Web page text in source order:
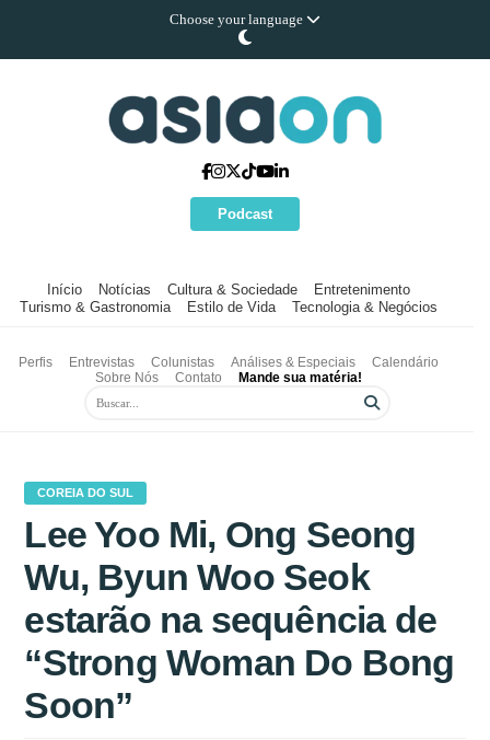
Choose your language
Podcast
Início Notícias Cultura & Sociedade
Entretenimento
Turismo & Gastronomia
Estilo de Vida Tecnologia & Negócios
Perfis Entrevistas Colunistas Análises & Especiais
Calendário
Sobre Nós
Contato Mande sua matéria!
COREIA DO SUL
Lee Yoo Mi, Ong Seong
Wu, Byun Woo Seok
estarão na sequência de
“Strong Woman Do Bong
Soon”